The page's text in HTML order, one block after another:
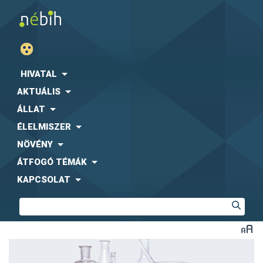
HIVATAL
AKTUÁLIS
ÁLLAT
ÉLELMISZER
NÖVÉNY
ÁTFOGÓ TÉMÁK
KAPCSOLAT